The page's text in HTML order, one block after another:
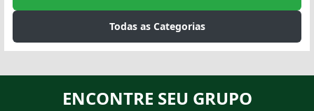
Todas as Categorias
ENCONTRE SEU GRUPO